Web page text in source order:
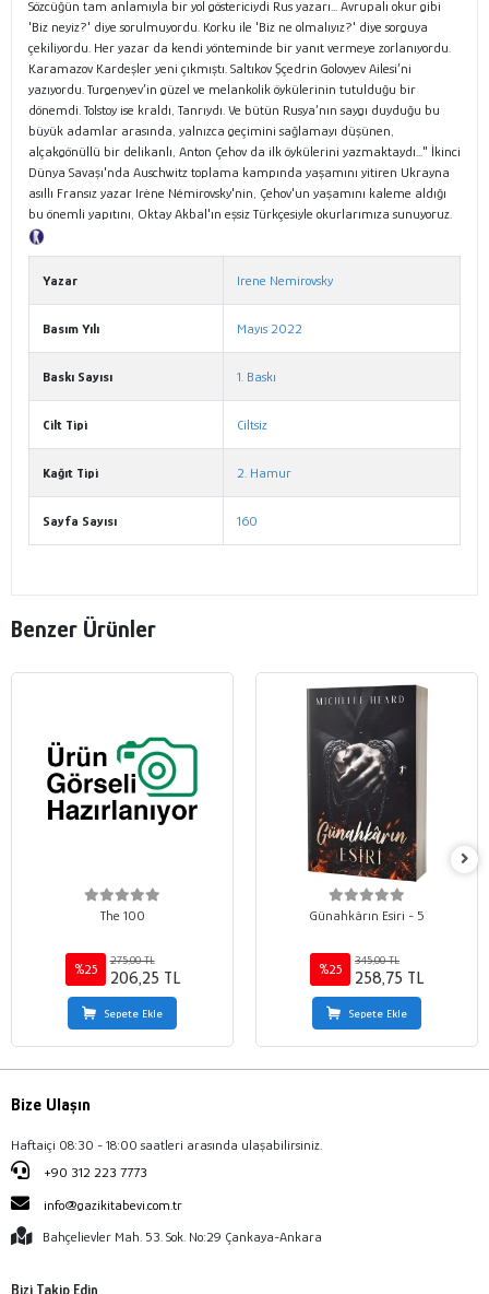
Sözcüğün tam anlamıyla bir yol göstericiydi Rus yazarı... Avrupalı okur gibi
'Biz neyiz?' diye sorulmuyordu. Korku ile 'Biz ne olmalıyız?' diye sorguya
çekiliyordu. Her yazar da kendi yönteminde bir yanıt vermeye zorlanıyordu.
Karamazov Kardeşler yeni çıkmıştı. Saltıkov Şçedrin Golovyev Ailesi’ni
yazıyordu. Turgenyev’in güzel ve melankolik öykülerinin tutulduğu bir
dönemdi. Tolstoy ise kraldı, Tanrıydı. Ve bütün Rusya’nın saygı duyduğu bu
büyük adamlar arasında, yalnızca geçimini sağlamayı düşünen,
alçakgönüllü bir delikanlı, Anton Çehov da ilk öykülerini yazmaktaydı..." İkinci
Dünya Savaşı'nda Auschwitz toplama kampında yaşamını yitiren Ukrayna
asıllı Fransız yazar Irène Némirovsky'nin, Çehov'un yaşamını kaleme aldığı
bu önemli yapıtını, Oktay Akbal'ın eşsiz Türkçesiyle okurlarımıza sunuyoruz.
Yazar Irene Nemirovsky
Basım Yılı Mayıs 2022
Baskı Sayısı 1. Baskı
Cilt Tipi Ciltsiz
Kağıt Tipi 2. Hamur
Sayfa Sayısı 160
Benzer Ürünler
The 100
%25
275,00 TL
206,25 TL
Sepete Ekle
Günahkârın Esiri - 5
%25
345,00 TL
258,75 TL
Sepete Ekle
Bize Ulaşın
Haftaiçi 08:30 - 18:00 saatleri arasında ulaşabilirsiniz.
+90 312 223 7773
info@gazikitabevi.com.tr
Bahçelievler Mah. 53. Sok. No:29 Çankaya-Ankara
Bizi Takip Edin